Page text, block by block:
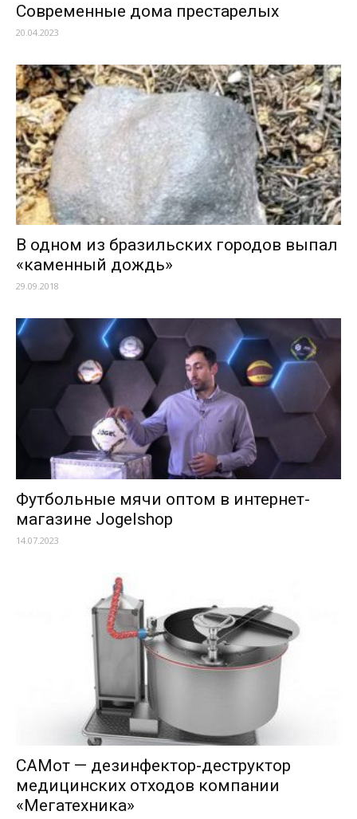
Современные дома престарелых
20.04.2023
В одном из бразильских городов выпал
«каменный дождь»
29.09.2018
Футбольные мячи оптом в интернет-
магазине Jogelshop
14.07.2023
САМот — дезинфектор-деструктор
медицинских отходов компании
«Мегатехника»